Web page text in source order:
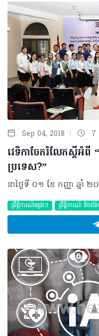
Sep 04, 2018 | 7
វេទិកាចែករំលែកស្តីអំពី
ប្រទេស?”
ព្រឹត្តិការណ៍ផ្សេងៗ ព្រឹត្តិការណ៍ និងព័ត៌